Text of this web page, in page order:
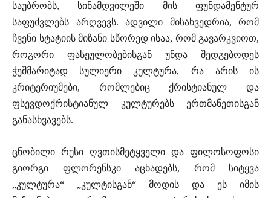
საუბრობს, სინამდვილეში მის ფუნდამენტურ
საფუძვლებს არღვევს. ადვილი მისახვედრია, რომ
ჩვენი სტატიის მიზანი სწორედ ისაა, რომ გავარკვიოთ,
როგორი ფასეულობებისგან უნდა შედგებოდეს
ჭეშმარიტად სულიერი კულტურა, რა არის ის
კრიტერიუმები, რომლებიც ქრისტიანულ და
ფსევდოქრისტიანულ კულტურებს ერთმანეთისგან
განასხვავებს.
ცნობილი რუსი ღვთისმეტყველი და ფილოსოფოსი
გიორგი ფლორენსკი აცხადებს, რომ სიტყვა
„კულტურა“ „კულტისგან“ მოდის და ეს იმის